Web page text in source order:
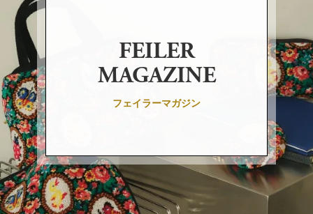
FEILER
MAGAZINE
フェイラーマガジン